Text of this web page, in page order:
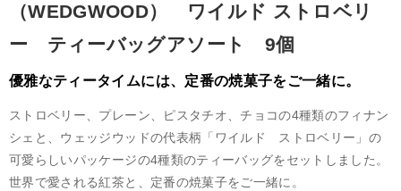
（WEDGWOOD） ワイルド ストロベリ
ー ティーバッグアソート 9個
優雅なティータイムには、定番の焼菓子をご一緒に。
ストロベリー、プレーン、ピスタチオ、チョコの4種類のフィナン
シェと、ウェッジウッドの代表柄「ワイルド ストロベリー」の
可愛らしいパッケージの4種類のティーバッグをセットしました。
世界で愛される紅茶と、定番の焼菓子をご一緒に。